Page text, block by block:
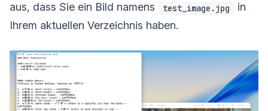
aus, dass Sie ein Bild namens
test_image.jpg
in
Ihrem aktuellen Verzeichnis haben.